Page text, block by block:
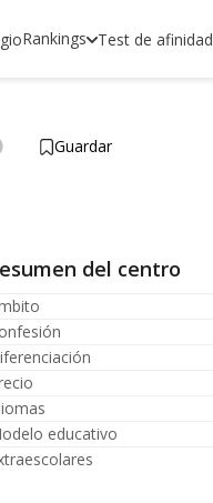
Rankings Test de afinidad
Guardar
del centro
educativo